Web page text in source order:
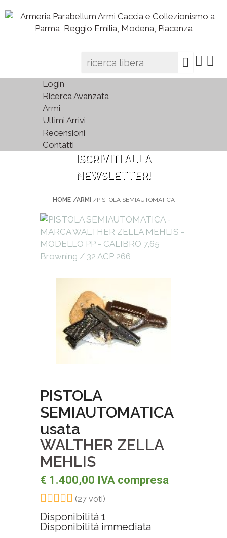
Login
Ricerca Avanzata
Armi
Ultimi Arrivi
Recensioni
Contatti
ISCRIVITI ALLA
NEWSLETTER!
HOME /ARMI /PISTOLA SEMIAUTOMATICA
PISTOLA
SEMIAUTOMATICA
usata
WALTHER ZELLA
MEHLIS
€ 1.400,00 IVA compresa
(27 voti)
Disponibilità 1
Disponibilità immediata